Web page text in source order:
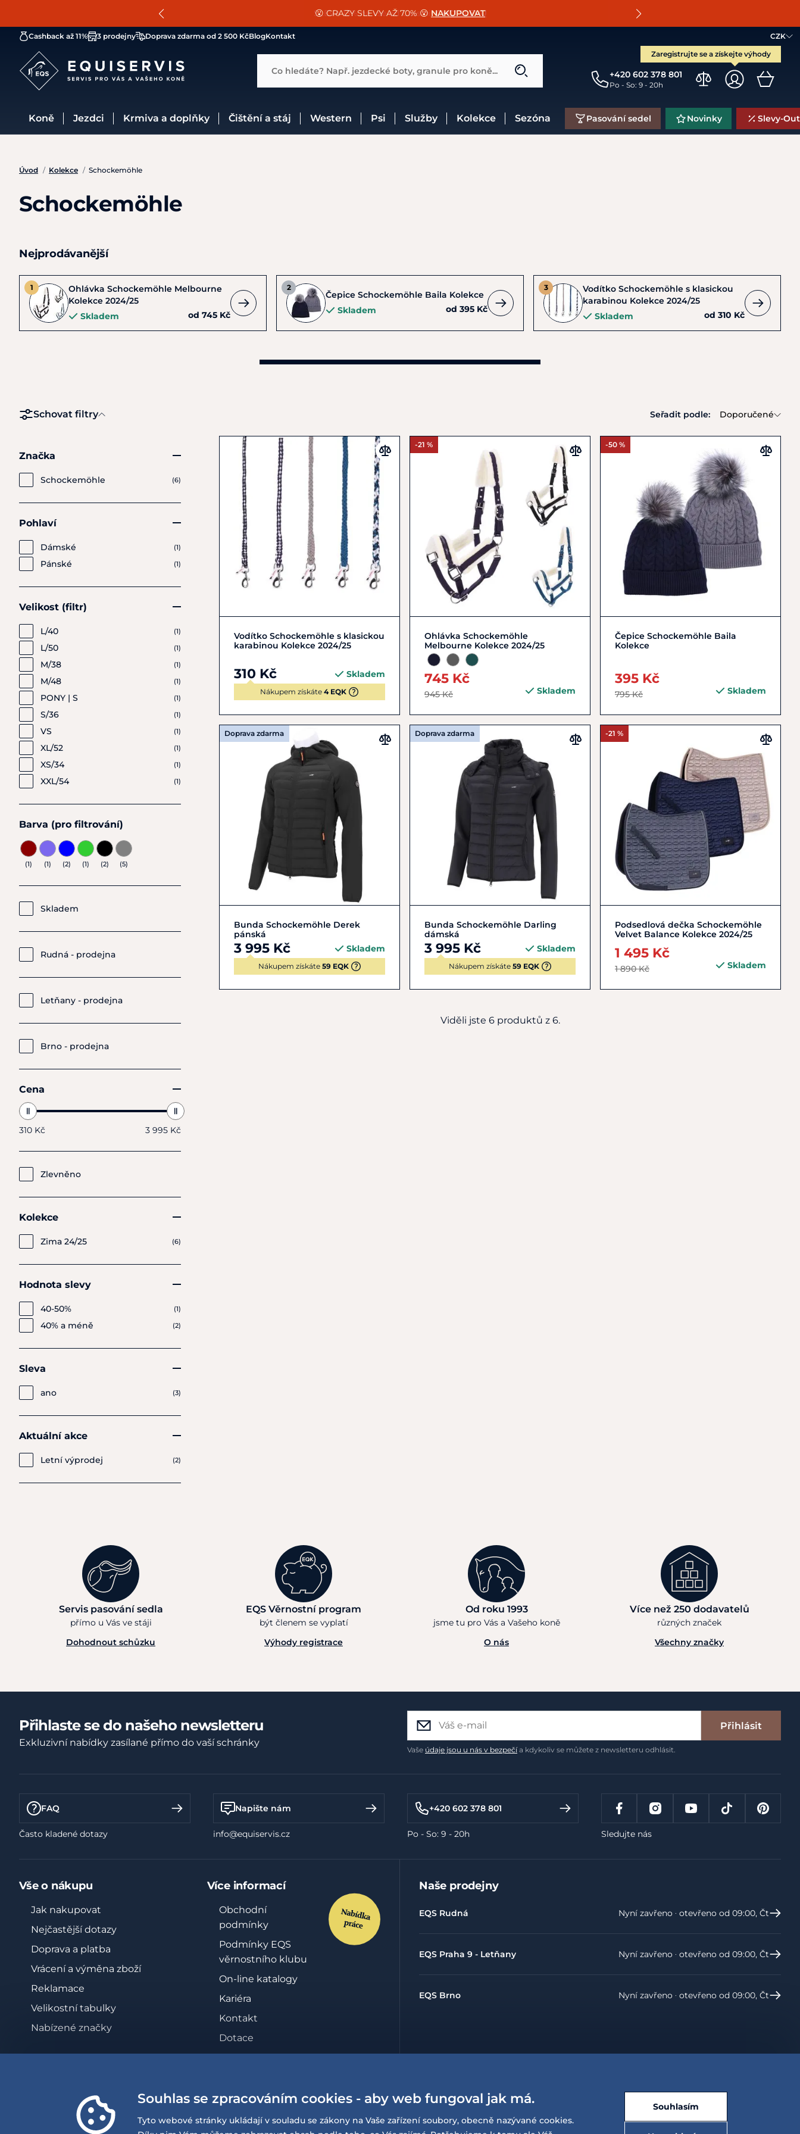
SLEVA 13% na vše od Cassini! CHCI SLEVU
😮 CRAZY SLEVY AŽ 70% 😮 NAKUPOVAT
📐Pasování a doplňky k vybraným sedlům ZDARMA 🐴
CZK
Zaregistrujte se a získejte výhody
+420 602 378 801
Po - So: 9 - 20h
Cashback až 11% 3 prodejny Doprava zdarma od 2 500 KčBlogKontakt
Co hledáte? Např. jezdecké boty, granule pro koně...
Koně Jezdci Krmiva a doplňky Čištění a stáj Western Psi Služby Kolekce Sezóna Pasování sedel Novinky Slevy-
Úvod / Kolekce / Schockemöhle
Schockemöhle
Nejprodávanější
Ohlávka Schockemöhle Melbourne
Kolekce 2024/25
Skladem
od 745 Kč
Čepice Schockemöhle Baila Kolekce
Skladem
od 395 Kč
Vodítko Schockemöhle s klasickou
karabinou Kolekce 2024/25
Skladem
od 310 Kč
Schovat filtry Seřadit podle: Doporučené
Značka
Schockemöhle (6)
Pohlaví
Dámské (1)
Pánské (1)
Velikost (filtr)
L/40 (1)
L/50 (1)
M/38 (1)
M/48 (1)
PONY | S (1)
S/36 (1)
VS (1)
XL/52 (1)
XS/34 (1)
XXL/54 (1)
Barva (pro filtrování)
(1) (1) (2) (1) (2) (5)
Skladem
Rudná - prodejna
Letňany - prodejna
Brno - prodejna
Cena
310 Kč 3 995 Kč
Zlevněno
Kolekce
Zima 24/25 (6)
Hodnota slevy
40-50% (1)
40% a méně (2)
Sleva
ano (3)
Aktuální akce
Letní výprodej (2)
Zobrazit detail
Vodítko Schockemöhle s klasickou
karabinou Kolekce 2024/25
310 Kč Skladem
Nákupem získáte4 EQK
-21 %
Zobrazit detail
Ohlávka Schockemöhle
Melbourne Kolekce 2024/25
745 Kč
945 Kč Skladem
-50 %
Zobrazit detail
Čepice Schockemöhle Baila
Kolekce
395 Kč
795 Kč Skladem
Doprava zdarma
L/50 M/48 XL/52 XXL/54
Bunda Schockemöhle Derek
pánská
3 995 Kč Skladem
Nákupem získáte 59 EQK
Doprava zdarma
L/40 M/38 S/36 XS/34
Bunda Schockemöhle Darling
dámská
3 995 Kč Skladem
Nákupem získáte 59 EQK
-21 %
Zobrazit detail
Podsedlová dečka Schockemöhle
Velvet Balance Kolekce 2024/25
1 495 Kč
1 890 Kč Skladem
Viděli jste 6 produktů z 6.
Servis pasování sedla
přímo u Vás ve stáji
Dohodnout schůzku
EQS Věrnostní program
být členem se vyplatí
Výhody registrace
Od roku 1993
jsme tu pro Vás a Vašeho koně
O nás
Více než 250 dodavatelů
různých značek
Všechny značky
Přihlaste se do našeho newsletteru
Exkluzivní nabídky zasílané přímo do vaší schránky
Přihlásit
Vaše údaje jsou u nás v bezpečía kdykoliv se můžete z newsletteru odhlásit.
FAQ
Často kladené dotazy
Napište nám
info@equiservis.cz
+420 602 378 801
Po - So: 9 - 20h Sledujte nás
Vše o nákupu
Jak nakupovat
Nejčastější dotazy
Doprava a platba
Vrácení a výměna zboží
Reklamace
Velikostní tabulky
Nabízené značky
Více informací
Obchodní
podmínky
Podmínky EQS
věrnostního klubu
On-line katalogy
Kariéra
Kontakt
Dotace
Zásady ochrany
Whistleblowing
přístupnosti
Naše prodejny
EQS Rudná Nyní zavřeno ‧ otevřeno od 09:00, Čt
EQS Praha 9 - Letňany Nyní zavřeno ‧ otevřeno od 09:00, Čt
EQS Brno Nyní zavřeno ‧ otevřeno od 09:00, Čt
Souhlas se zpracováním cookies - aby web fungoval jak má.
Tyto webové stránky ukládají v souladu se zákony na Vaše zařízení soubory, obecně nazývané cookies.
Souhlasím